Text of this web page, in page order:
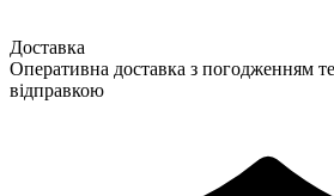
Доставка
Оперативна доставка з погодженням
відправкою